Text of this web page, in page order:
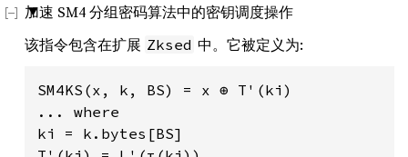
加速 SM4 分组密码算法中的密钥调度操作
该指令包含在扩展 Zksed 中。它被定义为:
SM4KS(x, k, BS) = x ⊕ T'(ki)
... where
ki = k.bytes[BS]